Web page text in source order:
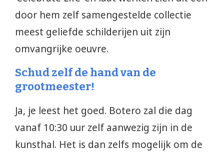
door hem zelf samengestelde collectie
meest geliefde schilderijen uit zijn
omvangrijke oeuvre.
Schud zelf de hand van de
grootmeester!
Ja, je leest het goed. Botero zal die dag
vanaf 10:30 uur zelf aanwezig zijn in de
kunsthal. Het is dan zelfs mogelijk om de